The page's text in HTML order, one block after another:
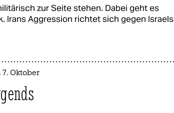
zur Seite stehen. Dabei geht es
Irans Aggression richtet sich gegen Israels
Oktober